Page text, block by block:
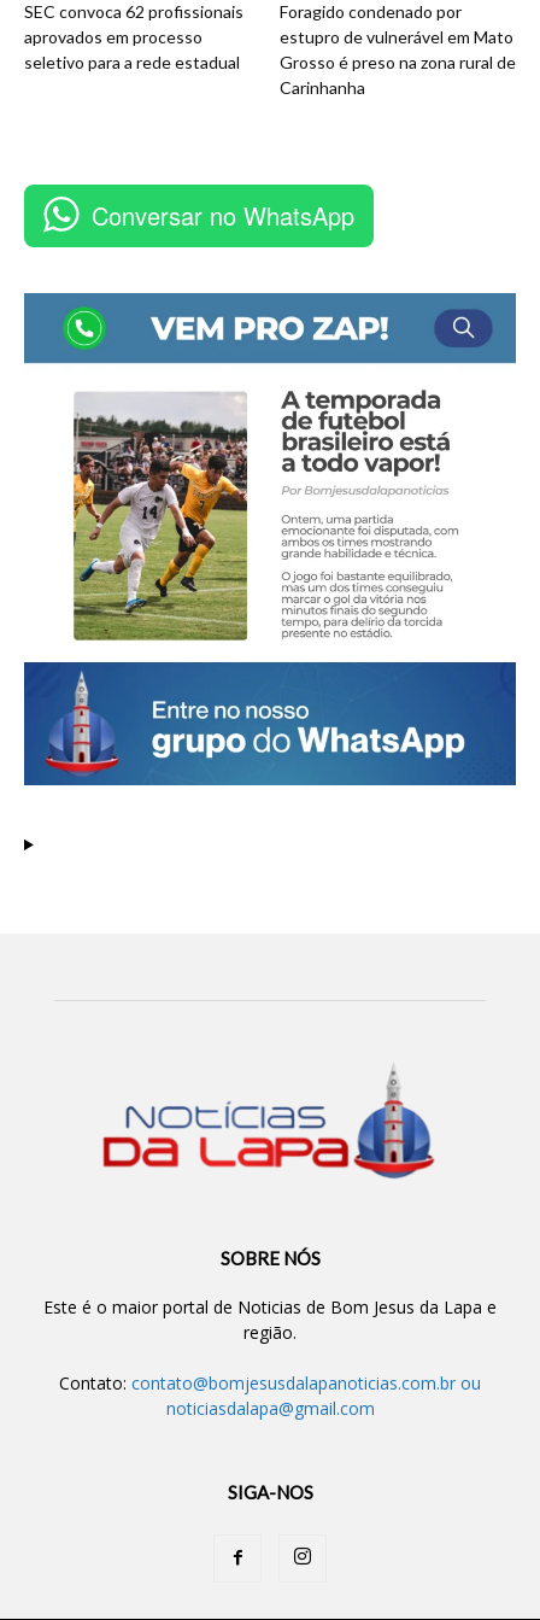
SEC convoca 62 profissionais
aprovados em processo
seletivo para a rede estadual
Foragido condenado por
estupro de vulnerável em Mato
Grosso é preso na zona rural de
Carinhanha
Conversar no WhatsApp
SOBRE NÓS
Este é o maior portal de Noticias de Bom Jesus da Lapa e
região.
Contato: contato@bomjesusdalapanoticias.com.br ou
noticiasdalapa@gmail.com
SIGA-NOS